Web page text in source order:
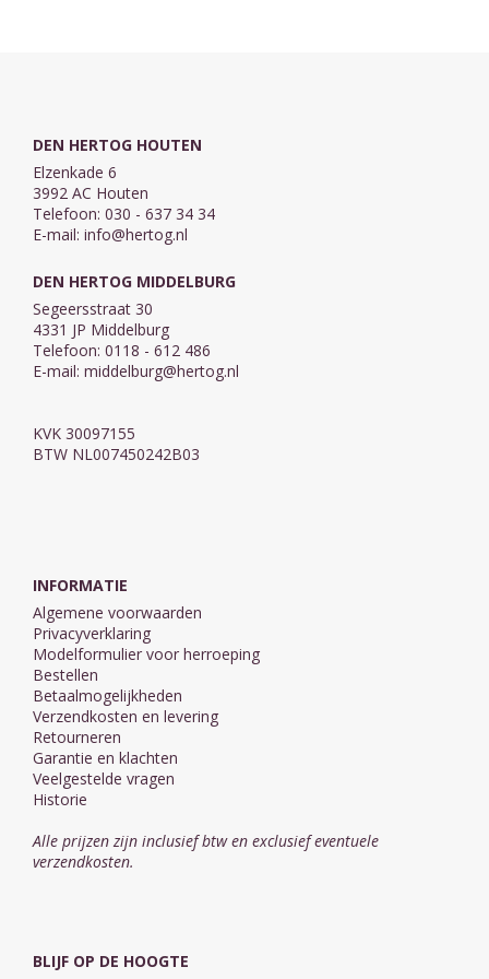
DEN HERTOG HOUTEN
Elzenkade 6
3992 AC Houten
Telefoon: 030 - 637 34 34
E-mail: info@hertog.nl
DEN HERTOG MIDDELBURG
Segeersstraat 30
4331 JP Middelburg
Telefoon: 0118 - 612 486
E-mail: middelburg@hertog.nl
KVK 30097155
BTW NL007450242B03
INFORMATIE
Algemene voorwaarden
Privacyverklaring
Modelformulier voor herroeping
Bestellen
Betaalmogelijkheden
Verzendkosten en levering
Retourneren
Garantie en klachten
Veelgestelde vragen
Historie
Alle prijzen zijn inclusief btw en exclusief eventuele
verzendkosten.
BLIJF OP DE HOOGTE